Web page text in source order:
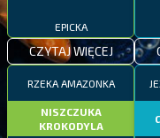
EPICKA
CZYTAJ WIĘCEJ
RZEKA AMAZONKA
NISZCZUKA
KROKODYLA